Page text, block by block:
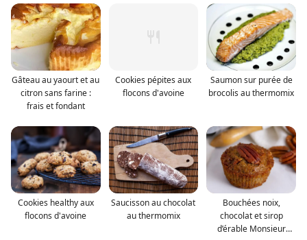
Gâteau au yaourt et au
citron sans farine :
frais et fondant
Cookies pépites aux
flocons d'avoine
Saumon sur purée de
brocolis au thermomix
Cookies healthy aux
flocons d'avoine
Saucisson au chocolat
au thermomix
Bouchées noix,
chocolat et sirop
d’érable Monsieur